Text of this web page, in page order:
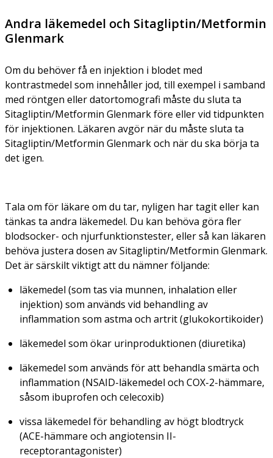
Andra läkemedel och Sitagliptin/Metformin
Glenmark
Om du behöver få en injektion i blodet med
kontrastmedel som innehåller jod, till exempel i samband
med röntgen eller datortomografi måste du sluta ta
Sitagliptin/Metformin Glenmark före eller vid tidpunkten
för injektionen. Läkaren avgör när du måste sluta ta
Sitagliptin/Metformin Glenmark och när du ska börja ta
det igen.
Tala om för läkare om du tar, nyligen har tagit eller kan
tänkas ta andra läkemedel. Du kan behöva göra fler
blodsocker- och njurfunktionstester, eller så kan läkaren
behöva justera dosen av Sitagliptin/Metformin Glenmark.
Det är särskilt viktigt att du nämner följande:
läkemedel (som tas via munnen, inhalation eller
injektion) som används vid behandling av
inflammation som astma och artrit (glukokortikoider)
läkemedel som ökar urinproduktionen (diuretika)
läkemedel som används för att behandla smärta och
inflammation (NSAID-läkemedel och COX-2-hämmare,
såsom ibuprofen och celecoxib)
vissa läkemedel för behandling av högt blodtryck
(ACE-hämmare och angiotensin II-
receptorantagonister)